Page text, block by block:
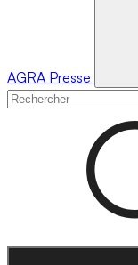
AGRA Presse